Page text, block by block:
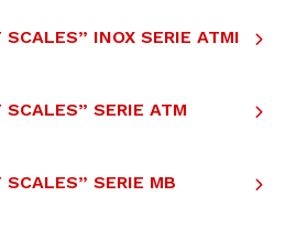
INOX SERIE ATMI
SERIE ATM
SERIE MB